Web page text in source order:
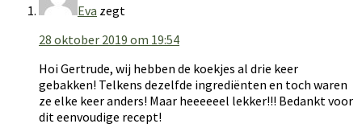
Eva zegt
28 oktober 2019 om 19:54
Hoi Gertrude, wij hebben de koekjes al drie keer
gebakken! Telkens dezelfde ingrediënten en toch waren
ze elke keer anders! Maar heeeeeel lekker!!! Bedankt voor
dit eenvoudige recept!